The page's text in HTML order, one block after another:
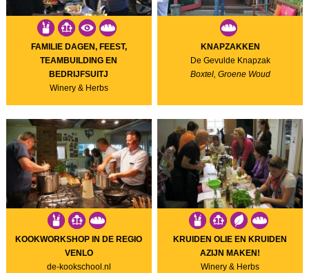
FAMILIE DAGEN, FEEST,
TEAMBUILDING EN
BEDRIJFSUITJ
Winery & Herbs
KNAPZAKKEN
De Gevulde Knapzak
Boxtel, Groene Woud
KOOKWORKSHOP IN DE REGIO
VENLO
de-kookschool.nl
KRUIDEN OLIE EN KRUIDEN
AZIJN MAKEN!
Winery & Herbs